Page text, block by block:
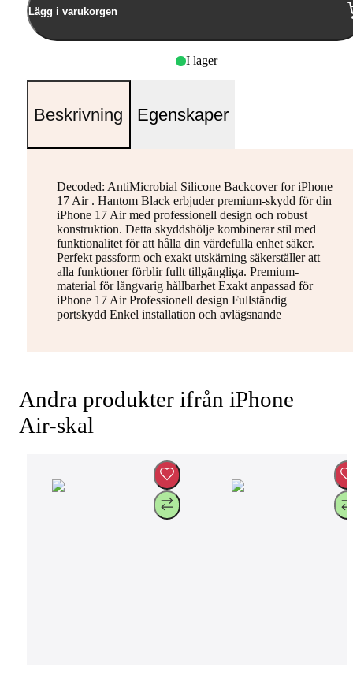
Lägg i varukorgen
I lager
Beskrivning Egenskaper
Decoded: AntiMicrobial Silicone Backcover for iPhone
17 Air . Hantom Black erbjuder premium-skydd för din
iPhone 17 Air med professionell design och robust
konstruktion. Detta skyddshölje kombinerar stil med
funktionalitet för att hålla din värdefulla enhet säker.
Perfekt passform och exakt utskärning säkerställer att
alla funktioner förblir fullt tillgängliga. Premium-
material för långvarig hållbarhet Exakt anpassad för
iPhone 17 Air Professionell design Fullständig
portskydd Enkel installation och avlägsnande
Andra produkter ifrån iPhone
Air-skal